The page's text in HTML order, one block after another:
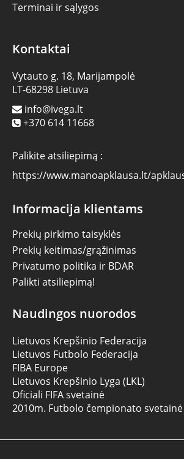
Terminai ir sąlygos
Kontaktai
Vytauto g. 18, Marijampolė
LT-68298 Lietuva
info@ivega.lt
+370 614 11668
Palikite atsiliepimą :
https://www.manoapklausa.lt/
Informacija klientams
Prekių pirkimo taisyklės
Prekių keitimas/grąžinimas
Privatumo politika ir BDAR
Palikti atsiliepimą!
Naudingos nuorodos
Lietuvos Krepšinio Federacija
Lietuvos Futbolo Federacija
FIBA Europe
Lietuvos Krepšinio Lyga (LKL)
Oficiali FIFA svetainė
2010m. Futbolo čempionato svetainė